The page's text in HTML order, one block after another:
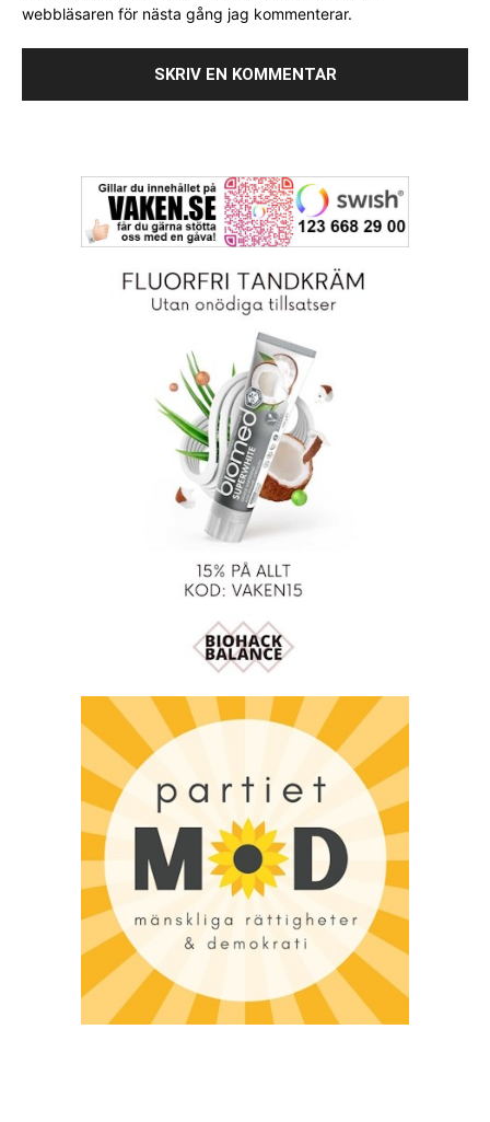
webbläsaren för nästa gång jag kommenterar.